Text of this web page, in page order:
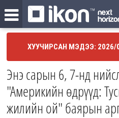
ХУУЧИРСАН МЭДЭЭ:
Энэ сарын 6, 7-нд
"Америкийн өдрүүд:
жилийн ой" баярын